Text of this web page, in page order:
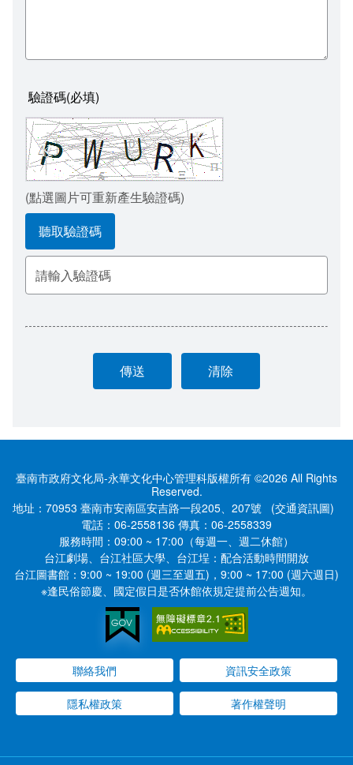
台江文化節慶
台江本土教育學習單
驗證碼(必填)
(點選圖片可重新產生驗證碼)
聽取驗證碼
臺南市政府文化局-永華文化中心管理科版權所有 ©2026 All Rights
Reserved.
地址：70953 臺南市安南區安吉路一段205、207號
(交通資訊圖)
電話： 06-2558136 傳真： 06-2558339
服務時間： 09:00 ~ 17:00（每週一、週二休館）
台江劇場、台江社區大學、台江埕：配合活動時間開放
台江圖書館：9:00 ~ 19:00 (週三至週五)，9:00 ~ 17:00 (週六週日)
※逢民俗節慶、國定假日是否休館依規定提前公告週知。
聯絡我們 資訊安全政策
隱私權政策 著作權聲明